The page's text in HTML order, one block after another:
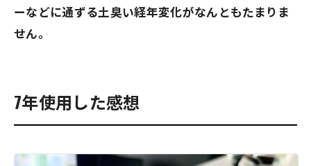
ーなどに通ずる土臭い経年変化がなんともたまりま
せん。
7年使用した感想